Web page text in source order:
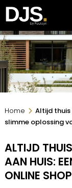
Home
Altijd thuis
slimme oplossing
ALTIJD
AAN HUIS:
ONLINE